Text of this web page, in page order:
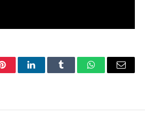
PinterestLinkedInTumblr WhatsAppEmail